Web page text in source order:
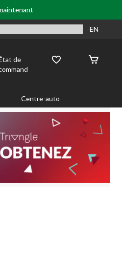
EN
de
Centre-auto